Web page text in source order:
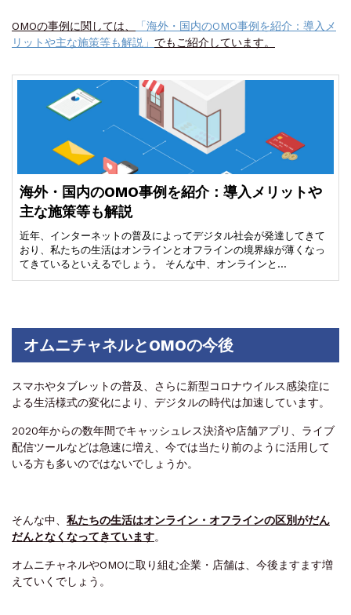
OMOの事例に関しては、
「海外・国内のOMO事例を紹介：導入メ
リットや主な施策等も解説」 でもご紹介しています。
海外・国内のOMO事例を紹介：導入メリットや
主な施策等も解説
近年、インターネットの普及によってデジタル社会が発達してきて
おり、私たちの生活はオンラインとオフラインの境界線が薄くなっ
てきているといえるでしょう。 そんな中、オンラインと…
オムニチャネルとOMOの今後
スマホやタブレットの普及、さらに新型コロナウイルス感染症に
よる生活様式の変化により、デジタルの時代は加速しています。
2020年からの数年間でキャッシュレス決済や店舗アプリ、ライブ
配信ツールなどは急速に増え、今では当たり前のように活用して
いる方も多いのではないでしょうか。
そんな中、 私たちの生活はオンライン・オフラインの区別がだん
だんとなくなってきています。
オムニチャネルやOMOに取り組む企業・店舗は、今後ますます増
えていくでしょう。